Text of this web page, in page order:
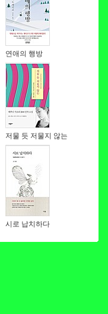
연애의 행방
저물 듯 저물지 않는
시로 납치하다